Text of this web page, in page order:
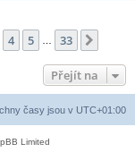
334 5 33
Přejít na
časy jsou v UTC+01:00
Limited